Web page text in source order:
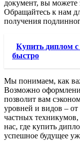
документ, вы можете
Обращайтесь к нам
получения
Купить диплом с
быстро
Мы понимаем, как
Возможно
позволит вам
уровней и видов – от
частных
нас, где купить
успешное будущее